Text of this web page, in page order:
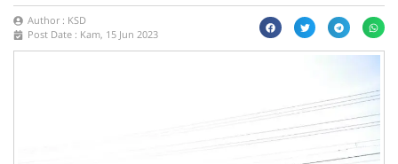
Author : KSD
Post Date : Kam, 15 Jun 2023